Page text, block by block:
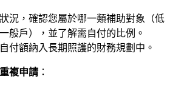
況，確認您屬於哪一類補助對象（低
般戶），並了解需自付的比例。
付額納入長期照護的財務規劃中。
複申請 ：